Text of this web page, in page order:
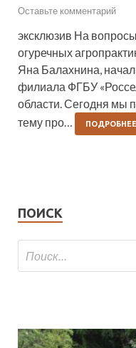
Оставьте комментарий
эксклюзив На
огуречных
Яна Балахнина,
филиала ФГБУ
области. Сегодня мы
тему про…
ПОДРОБНЕЕ
ПОИСК